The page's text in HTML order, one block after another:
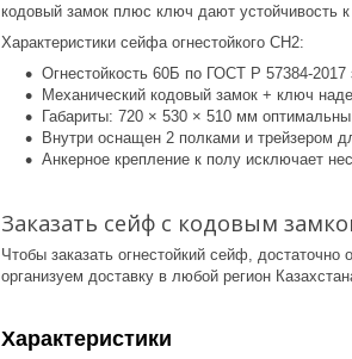
кодовый замок плюс ключ дают устойчивость
Характеристики сейфа огнестойкого СН2:
Огнестойкость 60Б по ГОСТ Р 57384-
Механический кодовый замок + ключ
Габариты: 720 × 530 × 510 мм
Внутри оснащен 2 полками и трейзером
Анкерное крепление к полу исключает
Заказать сейф с кодовым
Чтобы заказать огнестойкий сейф,
организуем доставку в любой регион
Характеристики